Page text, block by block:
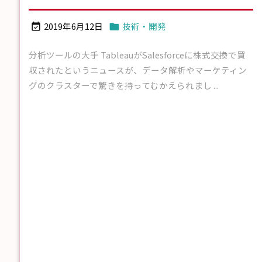
 2019年6月12日  技術・開発
分析ツールの大手 TableauがSalesforceに株式交換で買
収されたというニュースが、データ解析やマーケティン
グのクラスターで驚きを持ってむかえられまし ...